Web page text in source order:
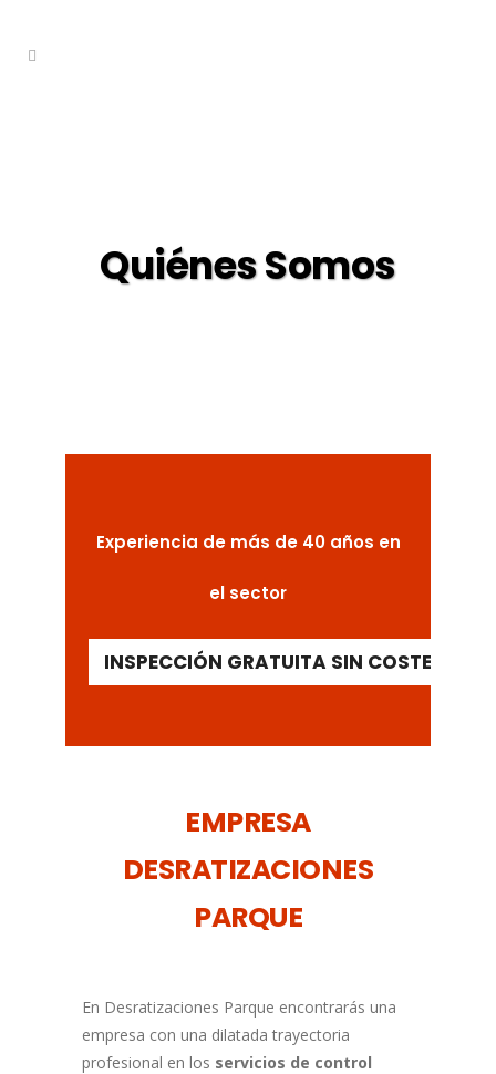
Quiénes Somos
Experiencia de más de 40 años en
el sector
INSPECCIÓN GRATUITA SIN COSTE
EMPRESA
DESRATIZACIONES
PARQUE
En Desratizaciones Parque encontrarás una
empresa con una dilatada trayectoria
profesional en los servicios de control